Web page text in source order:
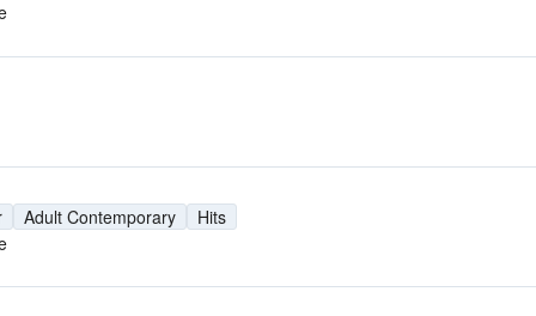
Adult Contemporary
Hits